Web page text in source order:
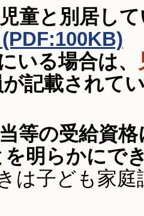
童と別居して
(PDF:100KB)
いる場合は、
記載されて
等の受給資格
明らかにで
は子ども家